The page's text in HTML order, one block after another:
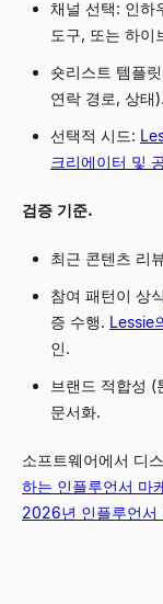
채널 선택: 인하
도구, 또는 하
숏리스트 템플
연락 경로, 상태).
선택적 시드:
크리에이터 및
검증 기준.
최근 콘텐츠 리
참여 패턴이 상
증 수행. Lessie
인.
브랜드 적합성 (
문서화.
소프트웨어에서 디
하는 인플루언서 마
2026년 인플루언서